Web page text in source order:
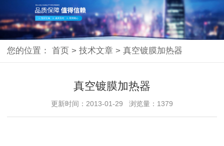
您的位置： 首页 > 技术文章 > 真空镀膜加热器
真空镀膜加热器
更新时间：2013-01-29 浏览量：1379